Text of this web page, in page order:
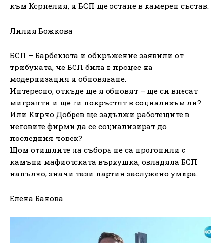
към Корнелия, и БСП ще остане в камерен състав.
Лилия Божкова
БСП – Барбекюта и обкръжение заявили от
трибуната, че БСП била в процес на
модернизация и обновяване.
Интересно, откъде ще я обновят – ще си внесат
мигранти и ще ги покръстят в социализъм ли?
Или Кирчо Добрев ще задължи работещите в
неговите фирми да се социализират до
последния човек?
Щом отишлите на събора не са прогонили с
камъни мафиотската върхушка, овладяла БСП
напълно, значи тази партия заслужено умира.
Елена Банова